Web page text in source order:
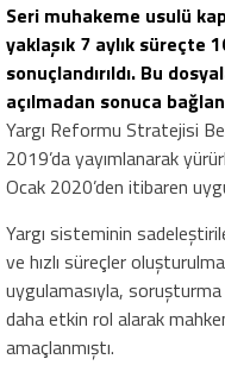
Seri muhakeme usulü
yaklaşık 7 aylık süreçte
sonuçlandırıldı. Bu
açılmadan sonuca
Yargı Reformu Stratejisi
2019’da yayımlanarak
Ocak 2020’den itibaren
Yargı sisteminin
ve hızlı süreçler
uygulamasıyla, soruşturma
daha etkin rol alarak
amaçlanmıştı.